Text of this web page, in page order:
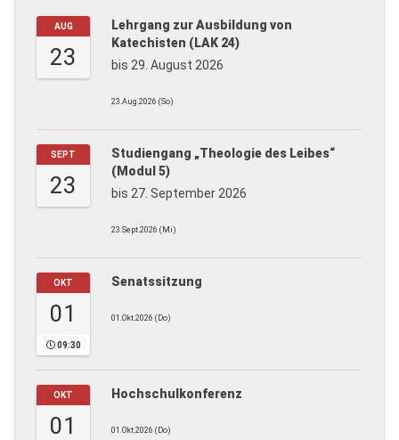
AUG
23
Lehrgang zur Ausbildung von
Katechisten (LAK 24)
bis 29. August 2026
23.Aug.2026 (So)
SEPT
23
Studiengang „Theologie des Leibes“
(Modul 5)
bis 27. September 2026
23.Sept.2026 (Mi)
OKT
01
09:30
Senatssitzung
01.Okt.2026 (Do)
OKT
01
Hochschulkonferenz
01.Okt.2026 (Do)